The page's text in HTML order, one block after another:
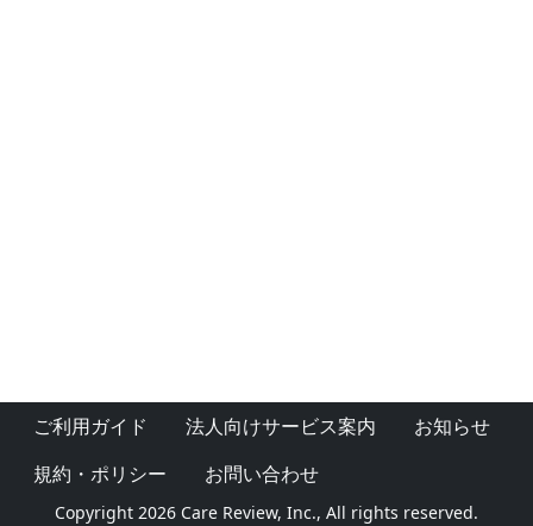
ご利用ガイド 法人向けサービス案内
お知らせ
規約・ポリシー
お問い合わせ
Copyright 2026 Care Review, Inc., All rights reserved.